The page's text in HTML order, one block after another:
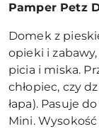
Pamper Petz
Domek z
opieki i
picia i miska.
chłopiec, czy
łapa). Pasuje
Mini.